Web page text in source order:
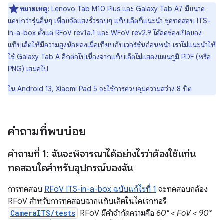
หมายเหตุ: Lenovo Tab M10 Plus และ Galaxy Tab A7 มีขนาด
แคบกว่ารุ่นอื่นๆ เพื่อขจัดแสงรั่วรอบๆ แท็บเล็ตที่แนะนำ ชุดทดสอบ ITS-
in-a-box ตั้งแต่ RFoV rev1a.1 และ WFoV rev2.9 ได้ลดช่องเปิดของ
แท็บเล็ตให้มีความสูงน้อยลงเมื่อเทียบกับเวอร์ชันก่อนหน้า เราไม่แนะนำให้
ใช้ Galaxy Tab A อีกต่อไปเนื่องจากแท็บเล็ตไม่แสดงแผนภูมิ PDF (หรือ
PNG) เสมอไป
ใน Android 13, Xiaomi Pad 5 จะใช้การควบคุมความสว่าง 8 บิต
คำถามที่พบบ่อย
คำถามที่ 1: ฉันจะพิจารณาได้อย่างไรว่าต้องใช้แท่น
ทดสอบใดสำหรับอุปกรณ์ของฉัน
การทดสอบ RFoV ITS-in-a-box ฉบับแก้ไขที่ 1 จะทดสอบกล้อง
RFoV สำหรับการทดสอบฉากแท็บเล็ตในไดเรกทอรี
CameraITS/tests RFoV มีคำจำกัดความคือ 60° < FoV < 90°